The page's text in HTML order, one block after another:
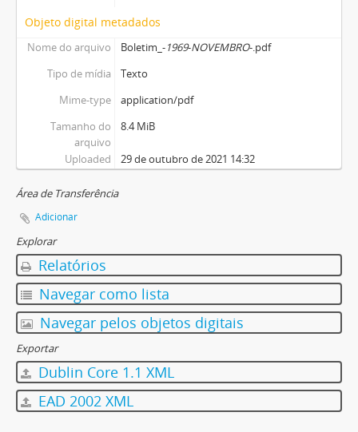
Objeto digital metadados
Nome do arquivo Boletim_-1969-NOVEMBRO-.pdf
Tipo de mídia
Texto
Mime-type
application/pdf
Tamanho do
arquivo
8.4 MiB
Uploaded 29 de outubro de 2021 14:32
Área de Transferência
Adicionar
Explorar
Relatórios
Navegar como lista
Navegar pelos objetos digitais
Exportar
Dublin Core 1.1 XML
EAD 2002 XML